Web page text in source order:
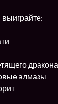
выиграйте:
дракона
алмазы